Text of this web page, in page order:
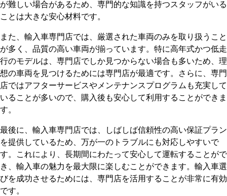
が難しい場合があるため、専門的な知識を持つスタッフがいる
ことは大きな安心材料です。
また、輸入車専門店では、厳選された車両のみを取り扱うこと
が多く、品質の高い車両が揃っています。特に高年式かつ低走
行のモデルは、専門店でしか見つからない場合も多いため、理
想の車両を見つけるためには専門店が最適です。さらに、専門
店ではアフターサービスやメンテナンスプログラムも充実して
いることが多いので、購入後も安心して利用することができま
す。
最後に、輸入車専門店では、しばしば信頼性の高い保証プラン
を提供しているため、万が一のトラブルにも対応しやすいで
す。これにより、長期間にわたって安心して運転することがで
き、輸入車の魅力を最大限に楽しむことができます。輸入車選
びを成功させるためには、専門店を活用することが非常に有効
です。